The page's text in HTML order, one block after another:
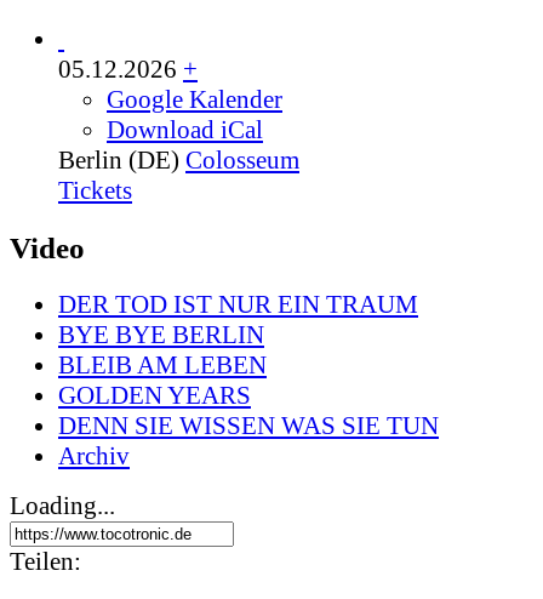
05.12.2026 +
Google Kalender
Download iCal
Berlin (DE) Colosseum
Tickets
Video
DER TOD IST NUR EIN TRAUM
BYE BYE BERLIN
BLEIB AM LEBEN
GOLDEN YEARS
DENN SIE WISSEN WAS SIE TUN
Archiv
Loading...
Teilen: